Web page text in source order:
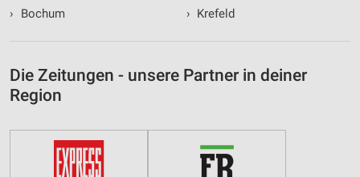
›
Bochum
› Krefeld
Die Zeitungen - unsere Partner in deiner
Region